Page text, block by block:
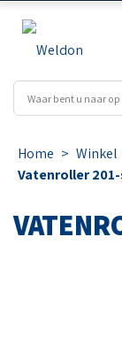
Home > Winkel
Vatenroller 201-